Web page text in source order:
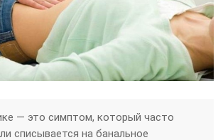
— это симптом, который часто
списывается на банальное